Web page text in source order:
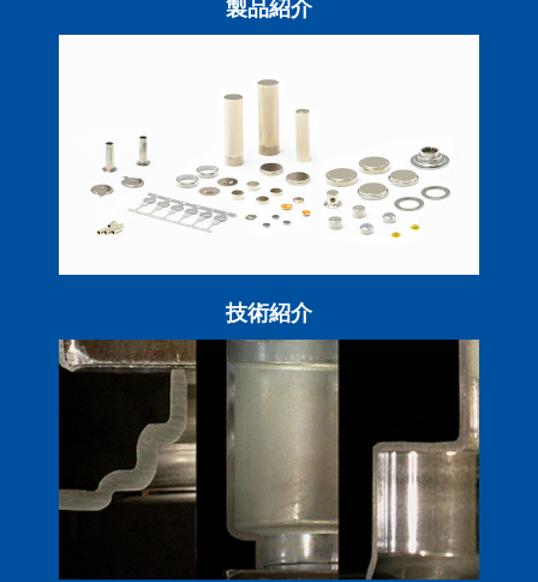
製品紹介
技術紹介